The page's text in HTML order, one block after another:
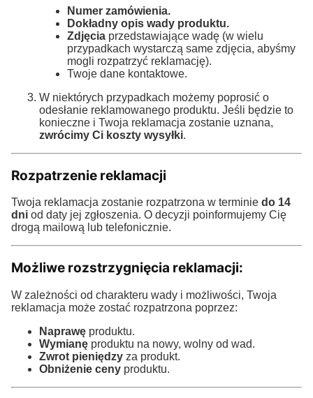
Numer zamówienia.
Dokładny opis wady produktu.
Zdjęcia przedstawiające wadę (w wielu
przypadkach wystarczą same zdjęcia, abyśmy
mogli rozpatrzyć reklamację).
Twoje dane kontaktowe.
W niektórych przypadkach możemy poprosić o
odesłanie reklamowanego produktu. Jeśli będzie to
konieczne i Twoja reklamacja zostanie uznana,
zwrócimy Ci koszty wysyłki.
Rozpatrzenie reklamacji
Twoja reklamacja zostanie rozpatrzona w terminie do 14
dni od daty jej zgłoszenia. O decyzji poinformujemy Cię
drogą mailową lub telefonicznie.
Możliwe rozstrzygnięcia reklamacji:
W zależności od charakteru wady i możliwości, Twoja
reklamacja może zostać rozpatrzona poprzez:
Naprawę produktu.
Wymianę produktu na nowy, wolny od wad.
Zwrot pieniędzy za produkt.
Obniżenie ceny produktu.